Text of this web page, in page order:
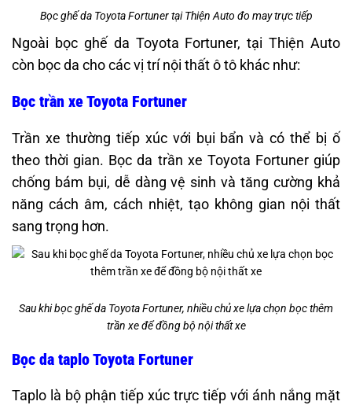
Bọc ghế da Toyota Fortuner tại Thiện Auto đo may trực tiếp
Ngoài bọc ghế da Toyota Fortuner, tại Thiện Auto
còn bọc da cho các vị trí nội thất ô tô khác như:​
Bọc trần xe Toyota Fortuner
Trần xe thường tiếp xúc với bụi bẩn và có thể bị ố
theo thời gian. Bọc da trần xe Toyota Fortuner giúp
chống bám bụi, dễ dàng vệ sinh và tăng cường khả
năng cách âm, cách nhiệt, tạo không gian nội thất
sang trọng hơn.
Sau khi bọc ghế da Toyota Fortuner, nhiều chủ xe lựa chọn bọc thêm
trần xe để đồng bộ nội thất xe
Bọc da taplo Toyota Fortuner
Taplo là bộ phận tiếp xúc trực tiếp với ánh nắng mặt